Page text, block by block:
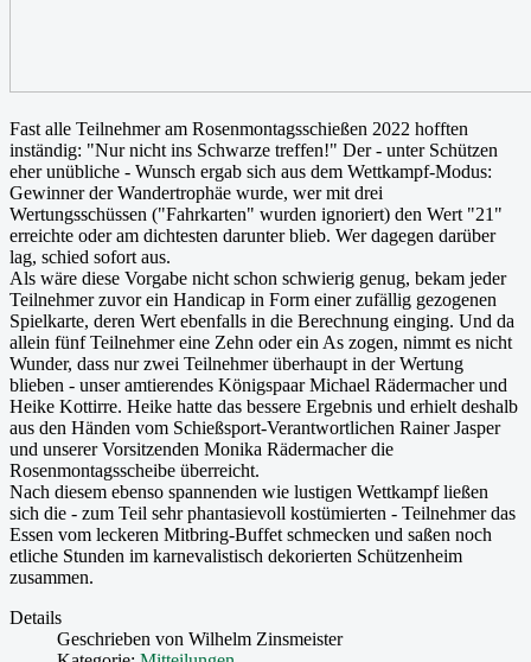
Fast alle Teilnehmer am Rosenmontagsschießen 2022 hofften
inständig: "Nur nicht ins Schwarze treffen!" Der - unter Schützen
eher unübliche - Wunsch ergab sich aus dem Wettkampf-Modus:
Gewinner der Wandertrophäe wurde, wer mit drei
Wertungsschüssen ("Fahrkarten" wurden ignoriert) den Wert "21"
erreichte oder am dichtesten darunter blieb. Wer dagegen darüber
lag, schied sofort aus.
Als wäre diese Vorgabe nicht schon schwierig genug, bekam jeder
Teilnehmer zuvor ein Handicap in Form einer zufällig gezogenen
Spielkarte, deren Wert ebenfalls in die Berechnung einging. Und da
allein fünf Teilnehmer eine Zehn oder ein As zogen, nimmt es nicht
Wunder, dass nur zwei Teilnehmer überhaupt in der Wertung
blieben - unser amtierendes Königspaar Michael Rädermacher und
Heike Kottirre. Heike hatte das bessere Ergebnis und erhielt deshalb
aus den Händen vom Schießsport-Verantwortlichen Rainer Jasper
und unserer Vorsitzenden Monika Rädermacher die
Rosenmontagsscheibe überreicht.
Nach diesem ebenso spannenden wie lustigen Wettkampf ließen
sich die - zum Teil sehr phantasievoll kostümierten - Teilnehmer das
Essen vom leckeren Mitbring-Buffet schmecken und saßen noch
etliche Stunden im karnevalistisch dekorierten Schützenheim
zusammen.
Details
Geschrieben von Wilhelm Zinsmeister